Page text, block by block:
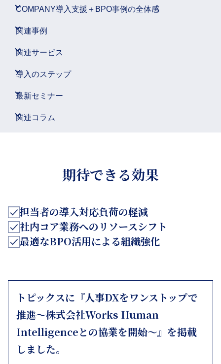
COMPANY導入支援＋BPO事例の全体感
関連事例
関連サービス
導入のステップ
最新セミナー
関連コラム
期待できる効果
担当者の導入対応負荷の軽減
社内コア業務へのリソースシフト
最適なBPO活用による組織強化
トピックスに『人事DXをワンストップで
推進～株式会社Works Human
Intelligenceとの協業を開始～』を掲載
しました。